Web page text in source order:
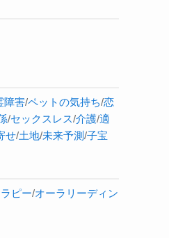
障害/ペットの気持ち/恋
/セックスレス/介護/適
せ/土地/未来予測/子宝
ピー/オーラ リーディン